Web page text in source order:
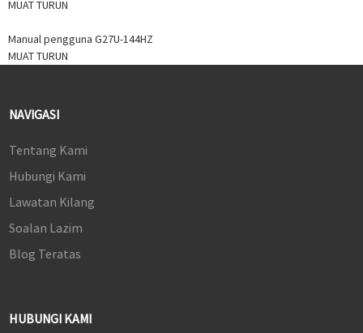
MUAT TURUN
Manual pengguna G27U-144HZ
MUAT TURUN
NAVIGASI
Tentang Kami
Hubungi Kami
Lawatan Kilang
Soalan Lazim
Blog Teratas
HUBUNGI KAMI